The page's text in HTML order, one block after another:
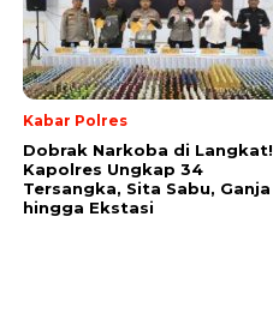
Kabar Polres
Dobrak Narkoba di Langkat!
Kapolres Ungkap 34
Tersangka, Sita Sabu, Ganja
hingga Ekstasi